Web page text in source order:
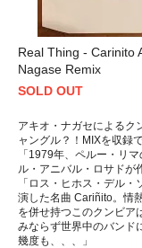
Real Thing - Carinito
Nagase Remix
SOLD OUT
アキオ・ナガセによるク
ャングル？！MIXを収録
「1979年、ペルー・リ
ル・アニバル・ロサドが
「ロス・ヒホス・デル・
演した名曲 Cariñito。情
を併せ持つこのクンビア
みならず世界中のバンド
幾度も、、、」